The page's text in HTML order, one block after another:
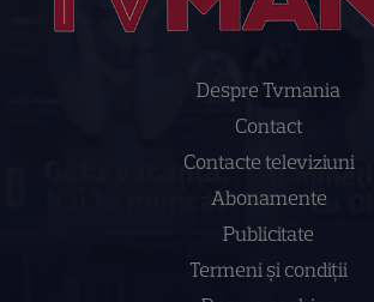
Despre Tvmania
Contact
Contacte televiziuni
Abonamente
Publicitate
Termeni și condiții